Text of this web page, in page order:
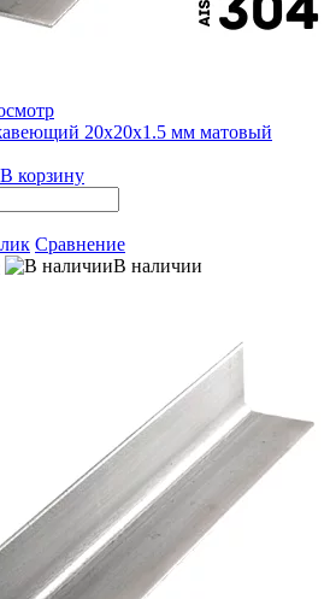
20х20х1.5 мм матовый
В корзину
Сравнение
В наличии